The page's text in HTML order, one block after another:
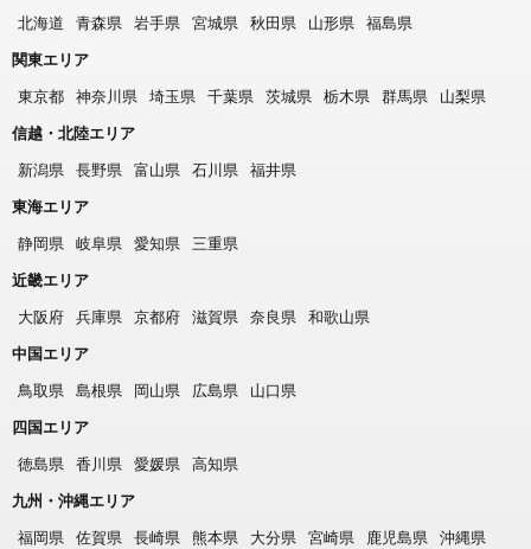
北海道
青森県 岩手県 宮城県 秋田県 山形県
福島県
関東エリア
東京都
神奈川県 埼玉県 千葉県 茨城県 栃木県 群馬県
山梨県
信越・北陸エリア
新潟県
長野県 富山県 石川県
福井県
東海エリア
静岡県
岐阜県 愛知県
三重県
近畿エリア
大阪府
兵庫県 京都府 滋賀県 奈良県
和歌山県
中国エリア
鳥取県
島根県 岡山県 広島県
山口県
四国エリア
徳島県
香川県 愛媛県
高知県
九州・沖縄エリア
福岡県
佐賀県 長崎県 熊本県 大分県 宮崎県 鹿児島県 沖縄県